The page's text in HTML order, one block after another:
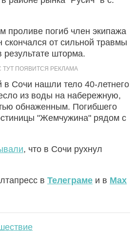
проливе погиб член экипажа
от сильной травмы
результате шторма.
Сочи нашли тело 40-летнего
из воды на набережную,
обнаженным. Погибшего
"Жемчужина" рядом с
, что в Сочи рухнул
в Телеграме и в Max